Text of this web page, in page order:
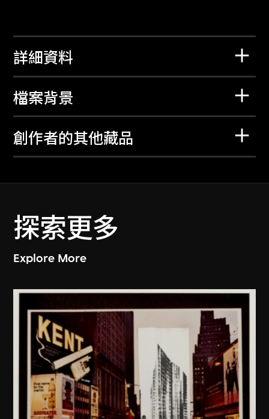
詳細資料
檔案背景
創作者的其他藏品
探索更多
Explore More